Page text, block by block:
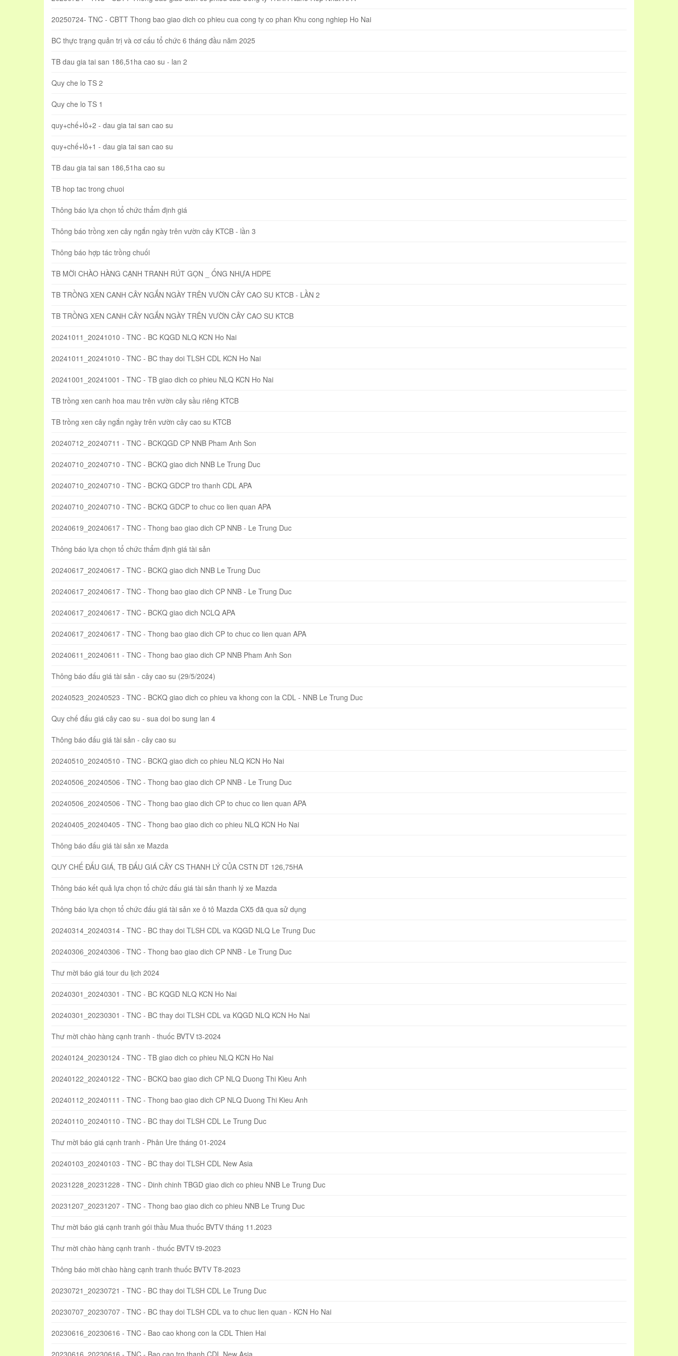
20250724- TNC - CBTT Thong bao giao dich co phieu cua cong ty co phan Khu cong nghiep Ho Nai
BC thực trạng quản trị và cơ cấu tổ chức 6 tháng đầu năm 2025
TB dau gia tai san 186,51ha cao su - lan 2
Quy che lo TS 2
Quy che lo TS 1
quy+chế+lô+2 - dau gia tai san cao su
quy+chế+lô+1 - dau gia tai san cao su
TB dau gia tai san 186,51ha cao su
TB hop tac trong chuoi
Thông báo lựa chọn tổ chức thẩm định giá
Thông báo trồng xen cây ngắn ngày trên vườn cây KTCB - lần 3
Thông báo hợp tác trồng chuối
TB MỜI CHÀO HÀNG CẠNH TRANH RÚT GỌN _ ỐNG NHỰA HDPE
TB TRỒNG XEN CANH CÂY NGẮN NGÀY TRÊN VƯỜN CÂY CAO SU KTCB - LẦN 2
TB TRỒNG XEN CANH CÂY NGẮN NGÀY TRÊN VƯỜN CÂY CAO SU KTCB
20241011_20241010 - TNC - BC KQGD NLQ KCN Ho Nai
20241011_20241010 - TNC - BC thay doi TLSH CDL KCN Ho Nai
20241001_20241001 - TNC - TB giao dich co phieu NLQ KCN Ho Nai
TB trồng xen canh hoa mau trên vườn cây sầu riêng KTCB
TB trồng xen cây ngắn ngày trên vườn cây cao su KTCB
20240712_20240711 - TNC - BCKQGD CP NNB Pham Anh Son
20240710_20240710 - TNC - BCKQ giao dich NNB Le Trung Duc
20240710_20240710 - TNC - BCKQ GDCP tro thanh CDL APA
20240710_20240710 - TNC - BCKQ GDCP to chuc co lien quan APA
20240619_20240617 - TNC - Thong bao giao dich CP NNB - Le Trung Duc
Thông báo lựa chọn tổ chức thẩm định giá tài sản
20240617_20240617 - TNC - BCKQ giao dich NNB Le Trung Duc
20240617_20240617 - TNC - Thong bao giao dich CP NNB - Le Trung Duc
20240617_20240617 - TNC - BCKQ giao dich NCLQ APA
20240617_20240617 - TNC - Thong bao giao dich CP to chuc co lien quan APA
20240611_20240611 - TNC - Thong bao giao dich CP NNB Pham Anh Son
Thông báo đấu giá tài sản - cây cao su (29/5/2024)
20240523_20240523 - TNC - BCKQ giao dich co phieu va khong con la CDL - NNB Le Trung Duc
Quy chế đấu giá cây cao su - sua doi bo sung lan 4
Thông báo đấu giá tài sản - cây cao su
20240510_20240510 - TNC - BCKQ giao dich co phieu NLQ KCN Ho Nai
20240506_20240506 - TNC - Thong bao giao dich CP NNB - Le Trung Duc
20240506_20240506 - TNC - Thong bao giao dich CP to chuc co lien quan APA
20240405_20240405 - TNC - Thong bao giao dich co phieu NLQ KCN Ho Nai
Thông báo đấu giá tài sản xe Mazda
QUY CHẾ ĐẤU GIÁ, TB ĐẤU GIÁ CÂY CS THANH LÝ CỦA CSTN DT 126,75HA
Thông báo kết quả lựa chọn tổ chức đấu giá tài sản thanh lý xe Mazda
Thông báo lựa chọn tổ chức đấu giá tài sản xe ô tô Mazda CX5 đã qua sử dụng
20240314_20240314 - TNC - BC thay doi TLSH CDL va KQGD NLQ Le Trung Duc
20240306_20240306 - TNC - Thong bao giao dich CP NNB - Le Trung Duc
Thư mời báo giá tour du lịch 2024
20240301_20240301 - TNC - BC KQGD NLQ KCN Ho Nai
20240301_20230301 - TNC - BC thay doi TLSH CDL va KQGD NLQ KCN Ho Nai
Thư mời chào hàng cạnh tranh - thuốc BVTV t3-2024
20240124_20230124 - TNC - TB giao dich co phieu NLQ KCN Ho Nai
20240122_20240122 - TNC - BCKQ bao giao dich CP NLQ Duong Thi Kieu Anh
20240112_20240111 - TNC - Thong bao giao dich CP NLQ Duong Thi Kieu Anh
20240110_20240110 - TNC - BC thay doi TLSH CDL Le Trung Duc
Thư mời báo giá cạnh tranh - Phân Ure tháng 01-2024
20240103_20240103 - TNC - BC thay doi TLSH CDL New Asia
20231228_20231228 - TNC - Dinh chinh TBGD giao dich co phieu NNB Le Trung Duc
20231207_20231207 - TNC - Thong bao giao dich co phieu NNB Le Trung Duc
Thư mời báo giá cạnh tranh gói thầu Mua thuốc BVTV tháng 11.2023
Thư mời chào hàng cạnh tranh - thuốc BVTV t9-2023
Thông báo mời chào hàng cạnh tranh thuốc BVTV T8-2023
20230721_20230721 - TNC - BC thay doi TLSH CDL Le Trung Duc
20230707_20230707 - TNC - BC thay doi TLSH CDL va to chuc lien quan - KCN Ho Nai
20230616_20230616 - TNC - Bao cao khong con la CDL Thien Hai